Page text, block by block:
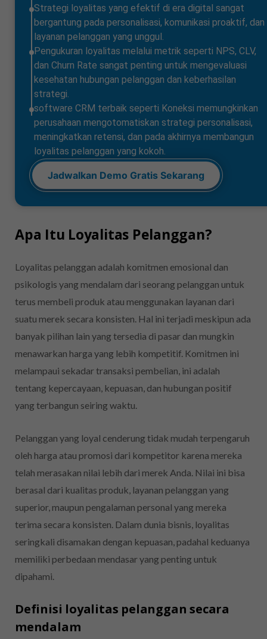
Strategi loyalitas yang efektif di era digital sangat
bergantung pada personalisasi, komunikasi proaktif, dan
layanan pelanggan yang unggul.
Pengukuran loyalitas melalui metrik seperti NPS, CLV,
dan Churn Rate sangat penting untuk mengevaluasi
kesehatan hubungan pelanggan dan keberhasilan
strategi.
software CRM terbaik seperti Koneksi memungkinkan
perusahaan mengotomatiskan strategi personalisasi,
meningkatkan retensi, dan pada akhirnya membangun
loyalitas pelanggan yang kokoh.
Jadwalkan Demo Gratis Sekarang
Apa Itu Loyalitas Pelanggan?
Loyalitas pelanggan adalah komitmen emosional dan
psikologis yang mendalam dari seorang pelanggan untuk
terus membeli produk atau menggunakan layanan dari
suatu merek secara konsisten. Hal ini terjadi meskipun ada
banyak pilihan lain yang tersedia di pasar dan mungkin
menawarkan harga yang lebih kompetitif. Komitmen ini
melampaui sekadar transaksi pembelian, ini adalah
tentang kepercayaan, kepuasan, dan hubungan positif
yang terbangun seiring waktu.
Pelanggan yang loyal cenderung tidak mudah terpengaruh
oleh harga atau promosi dari kompetitor karena mereka
telah merasakan nilai lebih dari merek Anda. Nilai ini bisa
berasal dari kualitas produk, layanan pelanggan yang
superior, maupun pengalaman personal yang mereka
terima secara konsisten. Dalam dunia bisnis, loyalitas
seringkali disamakan dengan kepuasan, padahal keduanya
memiliki perbedaan mendasar yang penting untuk
dipahami.
Definisi loyalitas pelanggan secara
mendalam